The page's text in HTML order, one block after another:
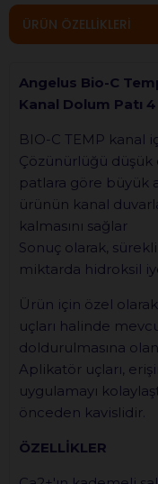
ÜRÜN ÖZELLIKLERI
Angelus Bio-C
Kanal Dolum Patı
BIO-C TEMP kanal
Çözünürlüğü
patlara göre büyük
ürünün kanal
kalmasını sağlar
Sonuç olarak,
miktarda hidroksil
Ürün için özel
uçları halinde
doldurulmasına
Aplikatör uçları,
uygulamayı
önceden kavislidir.
ÖZELLİKLER